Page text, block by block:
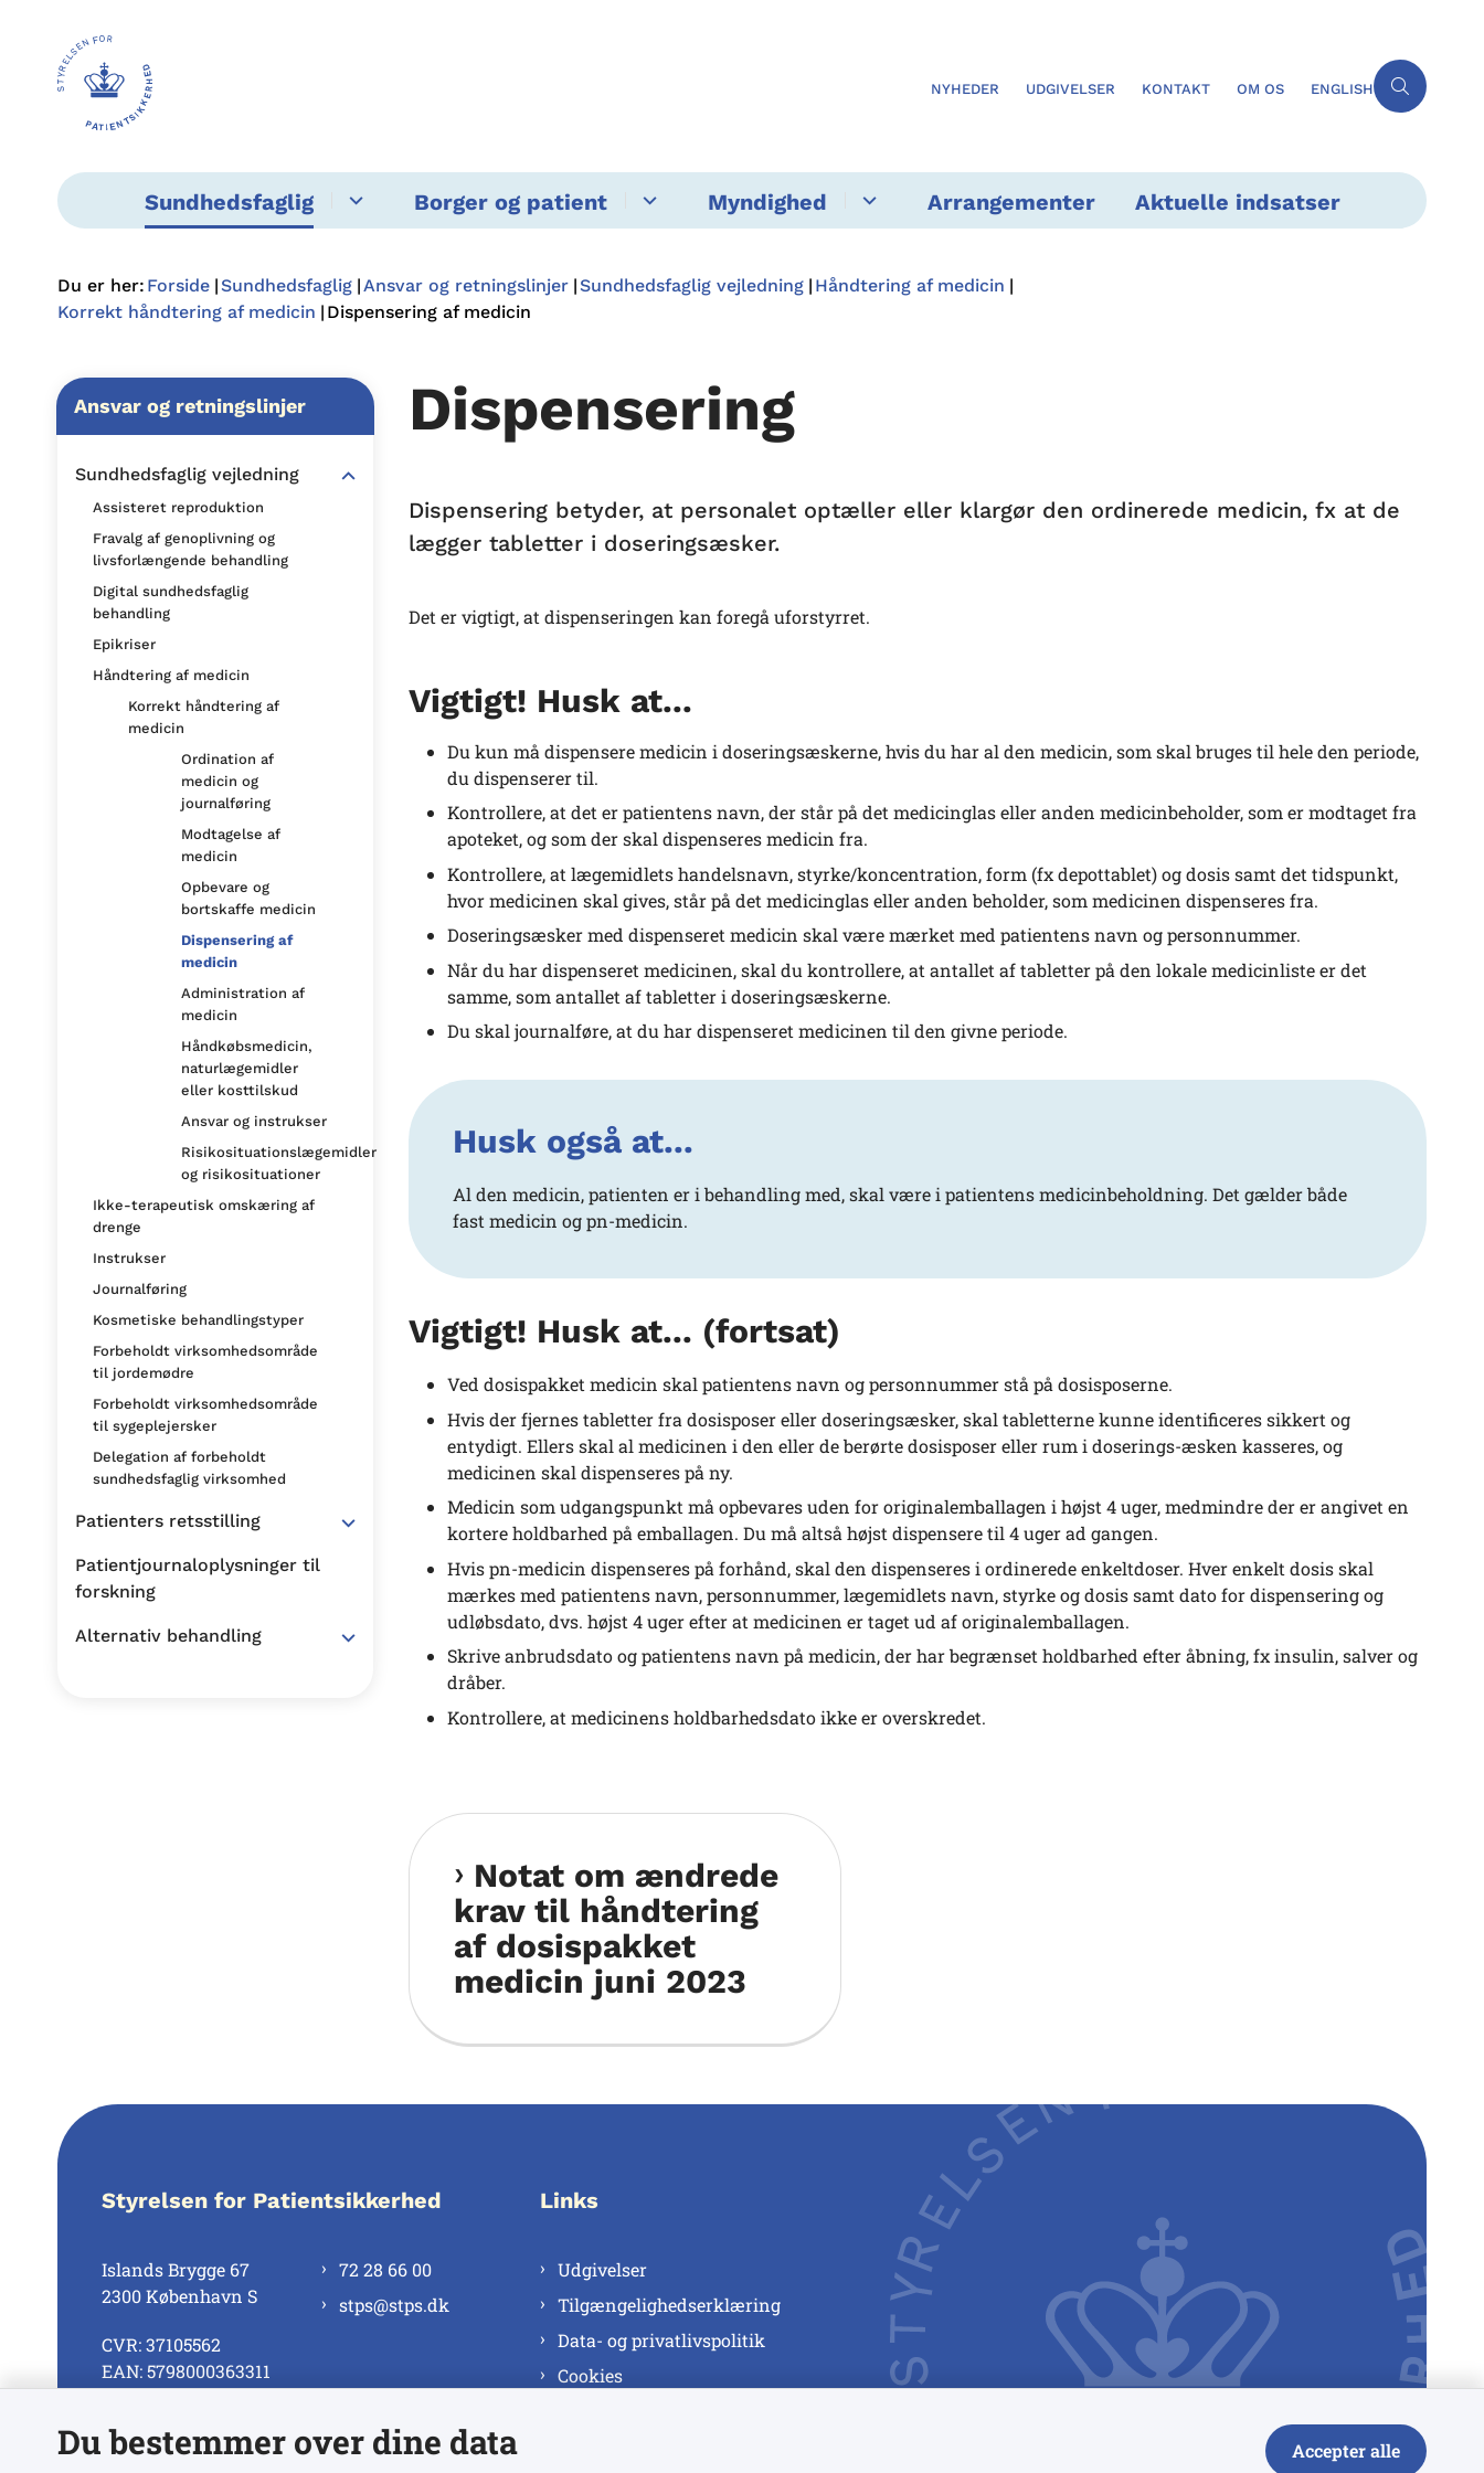
NYHEDER UDGIVELSER KONTAKT OM OS ENGLISH
Sundhedsfaglig Borger og patient Myndighed Arrangementer Aktuelle indsatser
Du er her: Forside Sundhedsfaglig Ansvar og retningslinjer Sundhedsfaglig vejledning Håndtering af medicin
Korrekt håndtering af medicin
Dispensering af medicin
Ansvar og retningslinjer
Sundhedsfaglig vejledning
Assisteret reproduktion
Fravalg af genoplivning og
livsforlængende behandling
Digital sundhedsfaglig
behandling
Epikriser
Håndtering af medicin
Korrekt håndtering af
medicin
Ordination af
medicin og
journalføring
Modtagelse af
medicin
Opbevare og
bortskaffe medicin
Dispensering af
medicin
Administration af
medicin
Håndkøbsmedicin,
naturlægemidler
eller kosttilskud
Ansvar og instrukser
Risikosituationslægemidler
og risikosituationer
Ikke-terapeutisk omskæring af
drenge
Instrukser
Journalføring
Kosmetiske behandlingstyper
Forbeholdt virksomhedsområde
til jordemødre
Forbeholdt virksomhedsområde
til sygeplejersker
Delegation af forbeholdt
sundhedsfaglig virksomhed
Patienters retsstilling
Patientjournaloplysninger til
forskning
Alternativ behandling
Dispensering
Dispensering betyder, at personalet optæller eller klargør den ordinerede medicin, fx at de
lægger tabletter i doseringsæsker.
Det er vigtigt, at dispenseringen kan foregå uforstyrret.
Vigtigt! Husk at...
Du kun må dispensere medicin i doseringsæskerne, hvis du har al den medicin, som skal bruges til hele den periode,
du dispenserer til.
Kontrollere, at det er patientens navn, der står på det medicinglas eller anden medicinbeholder, som er modtaget fra
apoteket, og som der skal dispenseres medicin fra.
Kontrollere, at lægemidlets handelsnavn, styrke/koncentration, form (fx depottablet) og dosis samt det tidspunkt,
hvor medicinen skal gives, står på det medicinglas eller anden beholder, som medicinen dispenseres fra.
Doseringsæsker med dispenseret medicin skal være mærket med patientens navn og personnummer.
Når du har dispenseret medicinen, skal du kontrollere, at antallet af tabletter på den lokale medicinliste er det
samme, som antallet af tabletter i doseringsæskerne.
Du skal journalføre, at du har dispenseret medicinen til den givne periode.
Husk også at...
Al den medicin, patienten er i behandling med, skal være i patientens medicinbeholdning. Det gælder både
fast medicin og pn-medicin.
Vigtigt! Husk at... (fortsat)
Ved dosispakket medicin skal patientens navn og personnummer stå på dosisposerne.
Hvis der fjernes tabletter fra dosisposer eller doseringsæsker, skal tabletterne kunne identificeres sikkert og
entydigt. Ellers skal al medicinen i den eller de berørte dosisposer eller rum i doserings-æsken kasseres, og
medicinen skal dispenseres på ny.
Medicin som udgangspunkt må opbevares uden for originalemballagen i højst 4 uger, medmindre der er angivet en
kortere holdbarhed på emballagen. Du må altså højst dispensere til 4 uger ad gangen.
Hvis pn-medicin dispenseres på forhånd, skal den dispenseres i ordinerede enkeltdoser. Hver enkelt dosis skal
mærkes med patientens navn, personnummer, lægemidlets navn, styrke og dosis samt dato for dispensering og
udløbsdato, dvs. højst 4 uger efter at medicinen er taget ud af originalemballagen.
Skrive anbrudsdato og patientens navn på medicin, der har begrænset holdbarhed efter åbning, fx insulin, salver og
dråber.
Kontrollere, at medicinens holdbarhedsdato ikke er overskredet.
Notat om ændrede
krav til håndtering
af dosispakket
medicin juni 2023
Styrelsen for Patientsikkerhed
Islands Brygge 67
2300 København S
CVR: 37105562
EAN: 5798000363311
72 28 66 00
stps@stps.dk
Se alle kontaktnumre
Links
Udgivelser
Tilgængelighedserklæring
Data- og privatlivspolitik
Cookies
Du bestemmer over dine data Accepter alle